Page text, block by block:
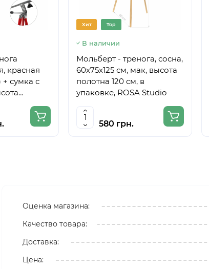
красная
+ сумка с
см,D,K,ART
Хит Top
В наличии
Мольберт - тренога, сосна,
60х75х125 см, мак, высота
полотна 120 см, в
упаковке, ROSA Studio
580 грн.
Оценка магазина:
Качество товара:
Доставка:
Цена: